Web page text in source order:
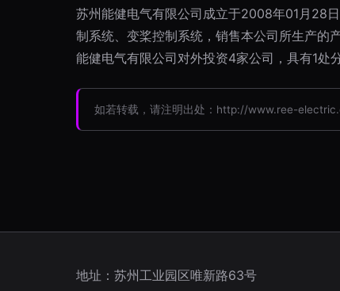
苏州能健电气有限公司成立于2008年01月28
制系统、变桨控制系统，销售本公司所生产的
能健电气有限公司对外投资4家公司，具有1处
如若转载，请注明出处：http://www.ree-
地址：苏州工业园区唯新路63号